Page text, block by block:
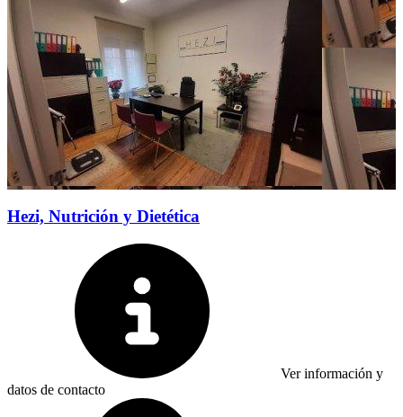
Hezi, Nutrición y Dietética
Ver información y
datos de contacto